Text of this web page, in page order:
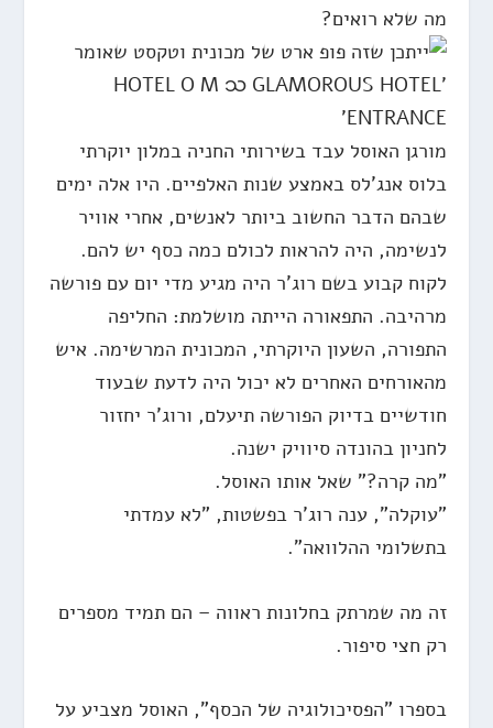
מה שלא רואים?
מורגן האוסל עבד בשירותי החניה במלון יוקרתי
בלוס אנג'לס באמצע שנות האלפיים. היו אלה ימים
שבהם הדבר החשוב ביותר לאנשים, אחרי אוויר
לנשימה, היה להראות לכולם כמה כסף יש להם.
לקוח קבוע בשם רוג'ר היה מגיע מדי יום עם פורשה
מרהיבה. התפאורה הייתה מושלמת: החליפה
התפורה, השעון היוקרתי, המכונית המרשימה. איש
מהאורחים האחרים לא יכול היה לדעת שבעוד
חודשיים בדיוק הפורשה תיעלם, ורוג'ר יחזור
לחניון בהונדה סיוויק ישנה.
"מה קרה?" שאל אותו האוסל.
"עוקלה", ענה רוג'ר בפשטות, "לא עמדתי
בתשלומי ההלוואה".
זה מה שמרתק בחלונות ראווה – הם תמיד מספרים
רק חצי סיפור.
בספרו "הפסיכולוגיה של הכסף", האוסל מצביע על